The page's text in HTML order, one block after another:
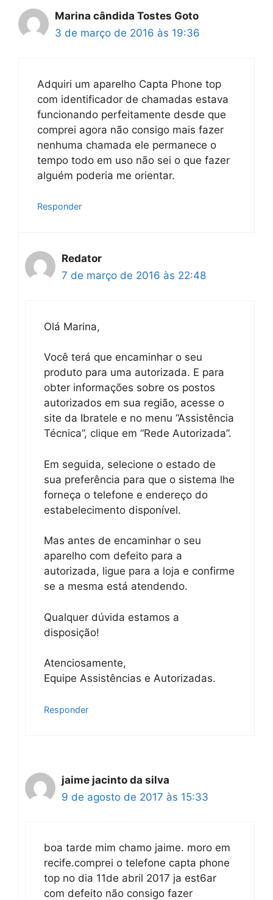
Marina cândida Tostes Goto
3 de março de 2016 às 19:36
Adquiri um aparelho Capta Phone top
com identificador de chamadas estava
funcionando perfeitamente desde que
comprei agora não consigo mais fazer
nenhuma chamada ele permanece o
tempo todo em uso não sei o que fazer
alguém poderia me orientar.
Responder
Redator
7 de março de 2016 às 22:48
Olá Marina,
Você terá que encaminhar o seu
produto para uma autorizada. E para
obter informações sobre os postos
autorizados em sua região, acesse o
site da Ibratele e no menu “Assistência
Técnica”, clique em “Rede Autorizada”.
Em seguida, selecione o estado de
sua preferência para que o sistema lhe
forneça o telefone e endereço do
estabelecimento disponível.
Mas antes de encaminhar o seu
aparelho com defeito para a
autorizada, ligue para a loja e confirme
se a mesma está atendendo.
Qualquer dúvida estamos a
disposição!
Atenciosamente,
Equipe Assistências e Autorizadas.
Responder
jaime jacinto da silva
9 de agosto de 2017 às 15:33
boa tarde mim chamo jaime. moro em
recife.comprei o telefone capta phone
top no dia 11de abril 2017 ja est6ar
com defeito não consigo fazer